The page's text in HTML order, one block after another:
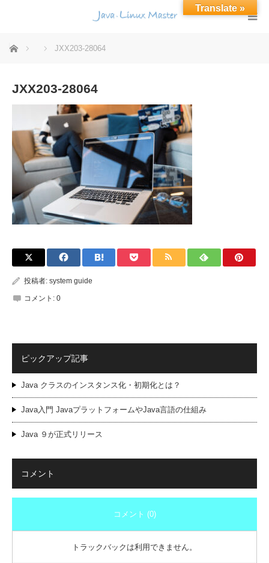
ホーム JXX203-28064
JXX203-28064
投稿者: system guide
コメント: 0
ピックアップ記事
Java クラスのインスタンス化・初期化とは？
Java入門 JavaプラットフォームやJava言語の仕組み
Java ９が正式リリース
コメント
コメント (0)
トラックバックは利用できません。
Translate »